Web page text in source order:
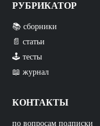
РУБРИКАТОР
📚 сборники
📄 статьи
🕹️ тесты
📖 журнал
КОНТАКТЫ
по вопросам подписки